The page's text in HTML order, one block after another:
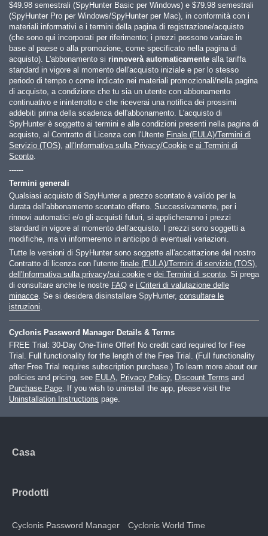
$49.98 semestrali (SpyHunter Basic per Windows) e $79.98 semestrali
(SpyHunter Pro per Windows/SpyHunter per Mac), in conformità con i
materiali informativi e i termini della pagina di registrazione/acquisto
(che sono qui incorporati per riferimento; i prezzi possono variare in
base al paese o alla promozione, come specificato nella pagina di
acquisto). L'abbonamento si rinnoverà automaticamente alla tariffa
standard in vigore al momento dell'acquisto iniziale e per lo stesso
periodo di tempo o come indicato nei materiali promozionali/nella pagina
di acquisto, a condizione che tu sia un utente con abbonamento
continuativo e ininterrotto e che riceverai una notifica dei prossimi
addebiti prima della scadenza dell'abbonamento. L'acquisto di
SpyHunter è soggetto ai termini e alle condizioni presenti nella pagina di
acquisto, al Contratto di Licenza con l'Utente Finale (EULA)/Termini di
Servizio (TOS), all'Informativa sulla Privacy/Cookie e ai Termini di
Sconto.
------
Termini generali
Qualsiasi acquisto di SpyHunter a prezzo scontato è valido per la
durata dell'abbonamento scontato offerto. Successivamente, per i
rinnovi automatici e/o gli acquisti futuri, si applicheranno i prezzi
standard in vigore al momento dell'acquisto. I prezzi sono soggetti a
modifiche, ma vi informeremo in anticipo di eventuali variazioni.
Tutte le versioni di SpyHunter sono soggette all'accettazione del nostro
Contratto di licenza con l'utente finale (EULA)/Termini di servizio (TOS),
dell'Informativa sulla privacy/sui cookie e dei Termini di sconto. Si prega
di consultare anche le nostre FAQ e i Criteri di valutazione delle
minacce. Se si desidera disinstallare SpyHunter, consultare le
istruzioni.
Cyclonis Password Manager Details & Terms
FREE Trial: 30-Day One-Time Offer! No credit card required for Free
Trial. Full functionality for the length of the Free Trial. (Full functionality
after Free Trial requires subscription purchase.) To learn more about our
policies and pricing, see EULA, Privacy Policy, Discount Terms and
Purchase Page. If you wish to uninstall the app, please visit the
Uninstallation Instructions page.
Casa
Prodotti
Cyclonis Password Manager Cyclonis World Time